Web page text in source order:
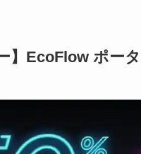
】EcoFlow ポー